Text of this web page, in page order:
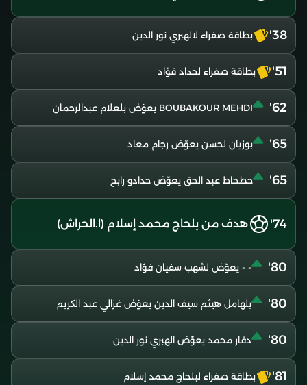
38' بطاقة صفراء لالهبري نور الدين
51' بطاقة صفراء لحداد فؤاد
62' BOUBAKOUR MEHDI يعوّض بلعلام عبدالرحمان
65' بوزيان لحسن يعوّض رجام معاد
65' حطحاط عبد الحق يعوّض حدادو رابح
74' هدف من بلحاج محمد إسلام (ا.الحراش)
80' - - يعوّض لشهب سفيان فؤاد
80' بلهامل هيثم سيف الدين يعوّض غزالي عبد الكريم
80' دفار محمد يعوّض الهبري نور الدين
81' بطاقة صفراء لبلحاج محمد إسلام